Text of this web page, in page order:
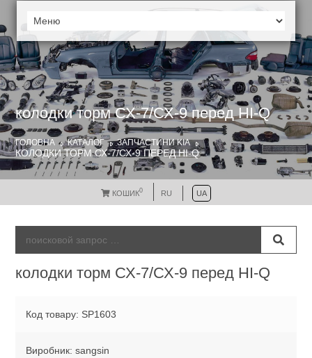
колодки торм СХ-7/СХ-9 перед HI-Q
ГОЛОВНА КАТАЛОГ ЗАПЧАСТИНИ KIA
КОЛОДКИ ТОРМ СХ-7/СХ-9 ПЕРЕД HI-Q
КОШИК0 RU UA
колодки торм СХ-7/СХ-9 перед HI-Q
Код товару: SP1603
Виробник: sangsin